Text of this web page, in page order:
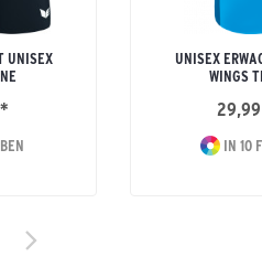
UNISEX
UNISEX
WINGS
IN 10